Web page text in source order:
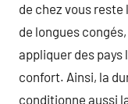
de chez vous
de longues
appliquer des pays
confort. Ainsi, la
conditionne aussi